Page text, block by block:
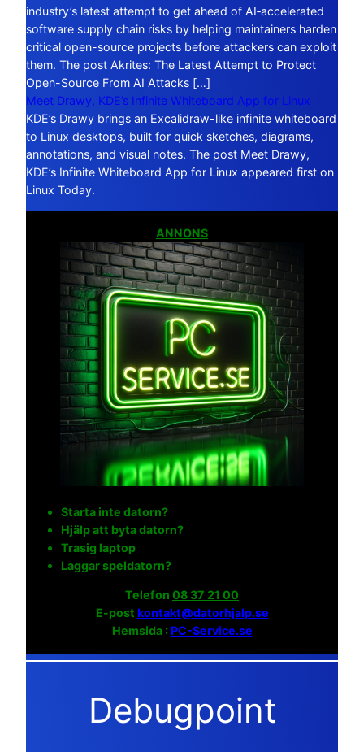
industry’s latest attempt to get ahead of AI‑accelerated
software supply chain risks by helping maintainers harden
critical open-source projects before attackers can exploit
them. The post Akrites: The Latest Attempt to Protect
Open-Source From AI Attacks […]
Meet Drawy, KDE’s Infinite Whiteboard App for Linux
KDE’s Drawy brings an Excalidraw-like infinite whiteboard
to Linux desktops, built for quick sketches, diagrams,
annotations, and visual notes. The post Meet Drawy,
KDE’s Infinite Whiteboard App for Linux appeared first on
Linux Today.
ANNONS
Starta inte datorn?
Hjälp att byta datorn?
Trasig laptop
Laggar speldatorn?
Telefon 08 37 21 00
E-post kontakt@datorhjalp.se
Hemsida :PC-Service.se
Debugpoint